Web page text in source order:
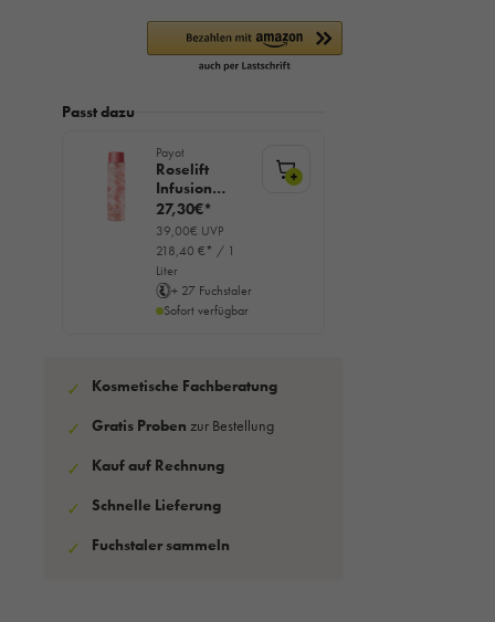
Passt dazu
Payot
Roselift
Infusion
liftante,
125ml
27,30€*
39,00€ UVP
218,40 €* / 1
Liter
+ 27 Fuchstaler
Sofort verfügbar
+
✓ Kosmetische Fachberatung
✓ Gratis Proben zur Bestellung
✓ Kauf auf Rechnung
✓ Schnelle Lieferung
✓ Fuchstaler sammeln